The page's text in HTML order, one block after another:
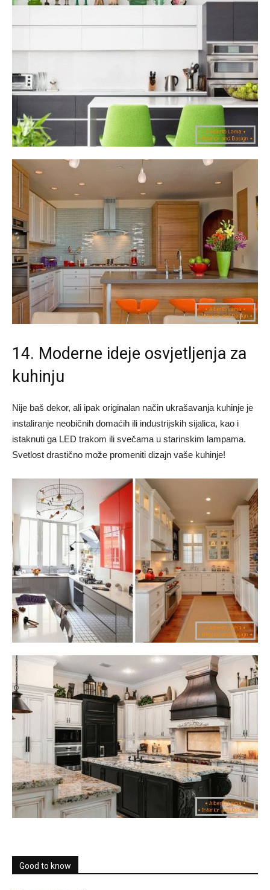
14. Moderne ideje osvjetljenja za
kuhinju
Nije baš dekor, ali ipak originalan način ukrašavanja kuhinje je
instaliranje neobičnih domaćih ili industrijskih sijalica, kao i
istaknuti ga LED trakom ili svečama u starinskim lampama.
Svetlost drastično može promeniti dizajn vaše kuhinje!
Good to know